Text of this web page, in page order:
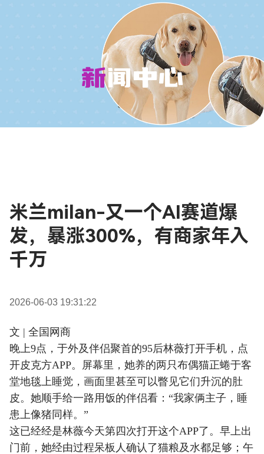
新闻中心
米兰milan-又一个AI赛道爆
发，暴涨300%，有商家年入
千万
2026-06-03 19:31:22
文 | 全国网商
晚上9点，于外及伴侣聚首的95后林薇打开手机，点
开皮克方APP。屏幕里，她养的两只布偶猫正蜷于客
堂地毯上睡觉，画面里甚至可以瞥见它们升沉的肚
皮。她顺手给一路用饭的伴侣看：“我家俩主子，睡
患上像猪同样。”
这已经经是林薇今天第四次打开这个APP了。早上出
门前，她经由过程呆板人确认了猫粮及水都足够；午